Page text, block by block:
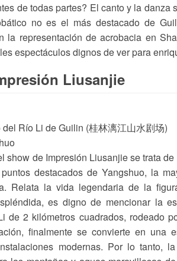
de todas partes? El canto y la
no es el más destacado de
la representación de acrobacia en
espectáculos dignos de ver para
Liusanjie
Río Li de Guilin (桂林漓江山水剧场)
show de Impresión Liusanjie se trata
destacados de Yangshuo, la
Relata la vida legendaria de la
es digno de mencionar la
de 2 kilómetros cuadrados, rodeado
finalmente se convierte en una
modernas. Por lo tanto,